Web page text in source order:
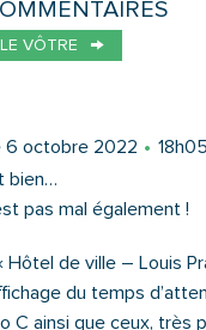
Message
VÔTRE
6 octobre 2022
18h05
bien…
pas mal également !
Hôtel de ville – Louis
du temps
C ainsi que ceux, très